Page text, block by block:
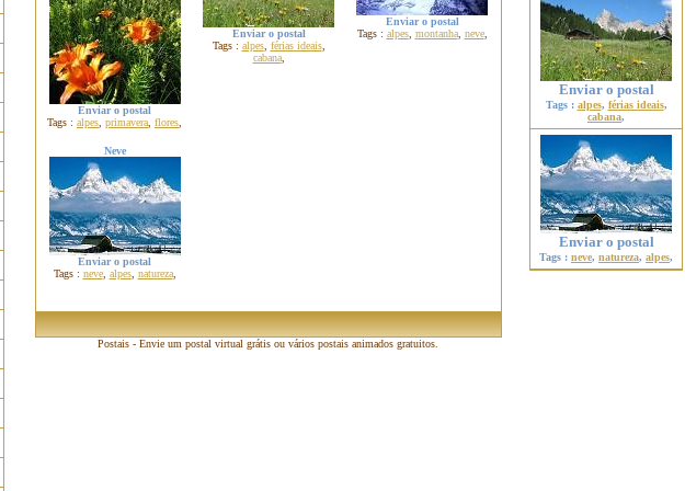
Enviar o postal
Tags : alpes primavera flores
Enviar o postal
Tags : alpes, férias ideais,
cabana,
Enviar o postal
Tags : alpes, montanha, neve,
Neve
Enviar o postal
Tags : neve, alpes, natureza,
Postais - Envie um postal virtual grátis ou vários postais animados gratuitos.
Enviar o postal
Tags : alpes, férias ideais,
cabana,
Enviar o postal
Tags : neve, natureza, alpes,